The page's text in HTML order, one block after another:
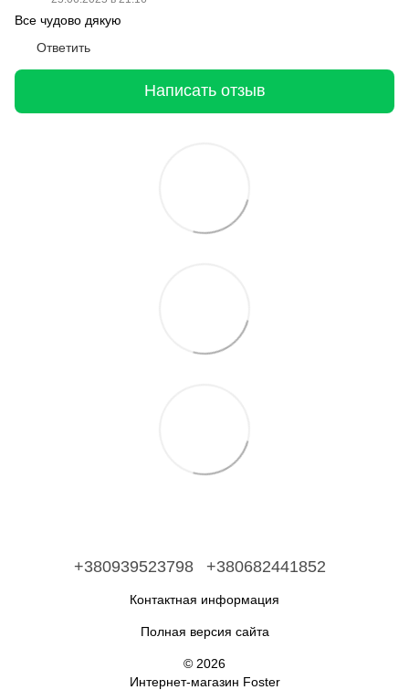
Все чудово дякую
Ответить
Написать отзыв
+380939523798 +380682441852
Контактная информация
Полная версия сайта
© 2026
Интернет-магазин Foster